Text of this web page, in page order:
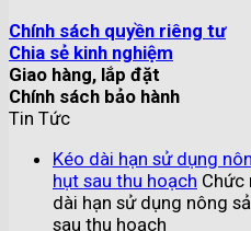
Chính sách quyền riêng tư
Chia sẻ kinh nghiệm
Giao hàng, lắp đặt
Chính sách bảo hành
Tin Tức
Kéo dài hạn sử dụng
hụt sau thu hoạch Chức
dài hạn sử dụng nông
sau thu hoạch